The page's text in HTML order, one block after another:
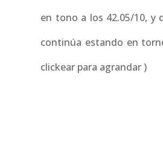
en tono a los 42.05/10, y
continúa estando en
clickear para agrandar )